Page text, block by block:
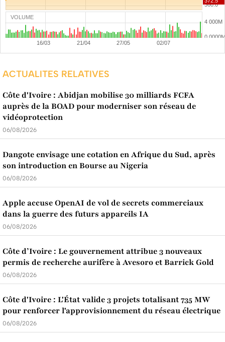
VOLUME
ACTUALITES RELATIVES
Côte d'Ivoire : Abidjan mobilise 30 milliards FCFA
auprès de la BOAD pour moderniser son réseau de
vidéoprotection
06/08/2026
Dangote envisage une cotation en Afrique du Sud, après
son introduction en Bourse au Nigeria
06/08/2026
Apple accuse OpenAI de vol de secrets commerciaux
dans la guerre des futurs appareils IA
06/08/2026
Côte d’Ivoire : Le gouvernement attribue 3 nouveaux
permis de recherche aurifère à Avesoro et Barrick Gold
06/08/2026
Côte d'Ivoire : L'État valide 3 projets totalisant 735 MW
pour renforcer l'approvisionnement du réseau électrique
06/08/2026